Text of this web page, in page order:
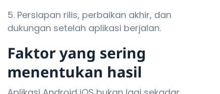
Persiapan rilis, perbaikan akhir, dan
dukungan setelah aplikasi berjalan.
Faktor yang sering
menentukan hasil